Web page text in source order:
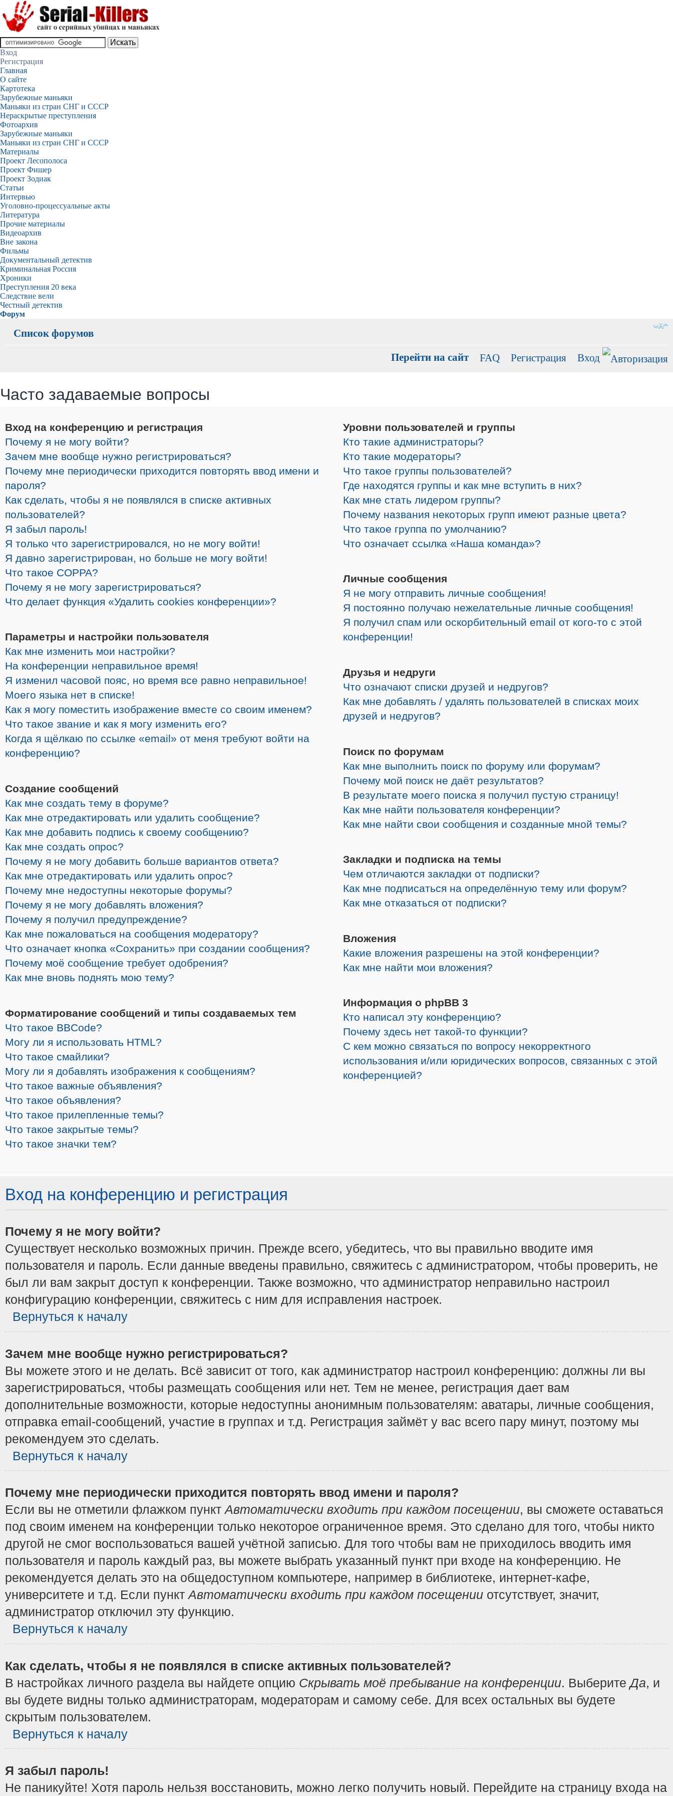
Вход
Регистрация
Главная
О сайте
Картотека
Зарубежные маньяки
Маньяки из стран СНГ и СССР
Нераскрытые преступления
Фотоархив
Зарубежные маньяки
Маньяки из стран СНГ и СССР
Материалы
Проект Лесополоса
Проект Фишер
Проект Зодиак
Статьи
Интервью
Уголовно-процессуальные акты
Литература
Прочие материалы
Видеоархив
Вне закона
Фильмы
Документальный детектив
Криминальная Россия
Хроники
Преступления 20 века
Следствие вели
Честный детектив
Форум
Список форумов
Перейти на сайт FAQ Регистрация Вход
Часто задаваемые вопросы
Вход на конференцию и регистрация
Почему я не могу войти?
Зачем мне вообще нужно регистрироваться?
Почему мне периодически приходится повторять ввод имени и
пароля?
Как сделать, чтобы я не появлялся в списке активных
пользователей?
Я забыл пароль!
Я только что зарегистрировался, но не могу войти!
Я давно зарегистрирован, но больше не могу войти!
Что такое COPPA?
Почему я не могу зарегистрироваться?
Что делает функция «Удалить cookies конференции»?
Параметры и настройки пользователя
Как мне изменить мои настройки?
На конференции неправильное время!
Я изменил часовой пояс, но время все равно неправильное!
Моего языка нет в списке!
Как я могу поместить изображение вместе со своим именем?
Что такое звание и как я могу изменить его?
Когда я щёлкаю по ссылке «email» от меня требуют войти на
конференцию?
Создание сообщений
Как мне создать тему в форуме?
Как мне отредактировать или удалить сообщение?
Как мне добавить подпись к своему сообщению?
Как мне создать опрос?
Почему я не могу добавить больше вариантов ответа?
Как мне отредактировать или удалить опрос?
Почему мне недоступны некоторые форумы?
Почему я не могу добавлять вложения?
Почему я получил предупреждение?
Как мне пожаловаться на сообщения модератору?
Что означает кнопка «Сохранить» при создании сообщения?
Почему моё сообщение требует одобрения?
Как мне вновь поднять мою тему?
Форматирование сообщений и типы создаваемых тем
Что такое BBCode?
Могу ли я использовать HTML?
Что такое смайлики?
Могу ли я добавлять изображения к сообщениям?
Что такое важные объявления?
Что такое объявления?
Что такое прилепленные темы?
Что такое закрытые темы?
Что такое значки тем?
Уровни пользователей и группы
Кто такие администраторы?
Кто такие модераторы?
Что такое группы пользователей?
Где находятся группы и как мне вступить в них?
Как мне стать лидером группы?
Почему названия некоторых групп имеют разные цвета?
Что такое группа по умолчанию?
Что означает ссылка «Наша команда»?
Личные сообщения
Я не могу отправить личные сообщения!
Я постоянно получаю нежелательные личные сообщения!
Я получил спам или оскорбительный email от кого-то с этой
конференции!
Друзья и недруги
Что означают списки друзей и недругов?
Как мне добавлять / удалять пользователей в списках моих
друзей и недругов?
Поиск по форумам
Как мне выполнить поиск по форуму или форумам?
Почему мой поиск не даёт результатов?
В результате моего поиска я получил пустую страницу!
Как мне найти пользователя конференции?
Как мне найти свои сообщения и созданные мной темы?
Закладки и подписка на темы
Чем отличаются закладки от подписки?
Как мне подписаться на определённую тему или форум?
Как мне отказаться от подписки?
Вложения
Какие вложения разрешены на этой конференции?
Как мне найти мои вложения?
Информация о phpBB 3
Кто написал эту конференцию?
Почему здесь нет такой-то функции?
С кем можно связаться по вопросу некорректного
использования и/или юридических вопросов, связанных с этой
конференцией?
Вход на конференцию и регистрация
Почему я не могу войти?
Существует несколько возможных причин. Прежде всего, убедитесь, что вы правильно вводите имя
пользователя и пароль. Если данные введены правильно, свяжитесь с администратором, чтобы проверить, не
был ли вам закрыт доступ к конференции. Также возможно, что администратор неправильно настроил
конфигурацию конференции, свяжитесь с ним для исправления настроек.
Вернуться к началу
Зачем мне вообще нужно регистрироваться?
Вы можете этого и не делать. Всё зависит от того, как администратор настроил конференцию: должны ли вы
зарегистрироваться, чтобы размещать сообщения или нет. Тем не менее, регистрация дает вам
дополнительные возможности, которые недоступны анонимным пользователям: аватары, личные сообщения,
отправка email-сообщений, участие в группах и т.д. Регистрация займёт у вас всего пару минут, поэтому мы
рекомендуем это сделать.
Вернуться к началу
Почему мне периодически приходится повторять ввод имени и пароля?
Если вы не отметили флажком пунктАвтоматически входить при каждом посещении, вы сможете оставаться
под своим именем на конференции только некоторое ограниченное время. Это сделано для того, чтобы никто
другой не смог воспользоваться вашей учётной записью. Для того чтобы вам не приходилось вводить имя
пользователя и пароль каждый раз, вы можете выбрать указанный пункт при входе на конференцию. Не
рекомендуется делать это на общедоступном компьютере, например в библиотеке, интернет-кафе,
университете и т.д. Если пунктАвтоматически входить при каждом посещении отсутствует, значит,
администратор отключил эту функцию.
Вернуться к началу
Как сделать, чтобы я не появлялся в списке активных пользователей?
В настройках личного раздела вы найдете опцию Скрывать моё пребывание на конференции. ВыберитеДа, и
вы будете видны только администраторам, модераторам и самому себе. Для всех остальных вы будете
скрытым пользователем.
Вернуться к началу
Я забыл пароль!
Не паникуйте! Хотя пароль нельзя восстановить, можно легко получить новый. Перейдите на страницу входа на